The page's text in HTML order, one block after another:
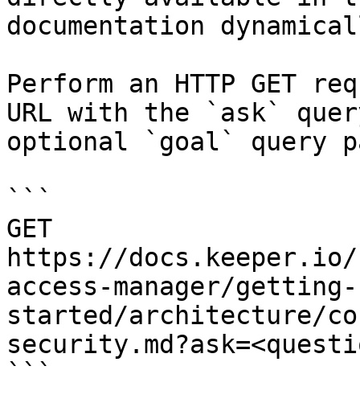
documentation
Perform an HTTP GET
URL with the `ask`
optional `goal` query
```
GET
https://
access-manager/getting-
started/architecture/
```